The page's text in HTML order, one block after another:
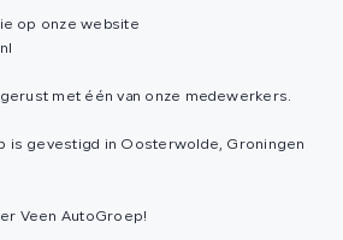
op onze website
met één van onze medewerkers.
is gevestigd in Oosterwolde, Groningen
Veen AutoGroep!